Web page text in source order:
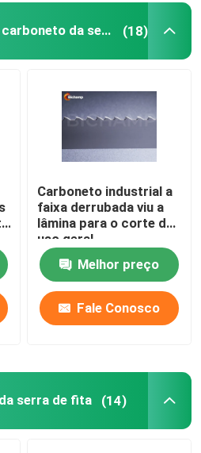
Lâminas derrubadas carboneto da serra de fita (18)
Carboneto industrial a
faixa derrubada viu a
lâmina para o corte de
uso geral
Melhor preço
Fale Conosco
serra de fita (14)